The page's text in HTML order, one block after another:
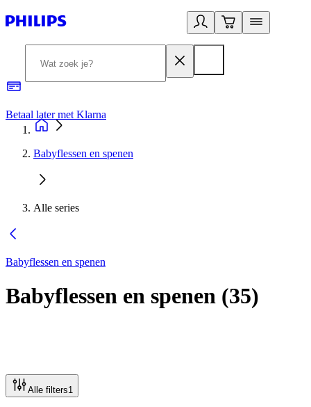
Betaal later met Klarna
Babyflessen en spenen
Alle series
Babyflessen en spenen
Babyflessen en spenen (35)
Alle filters1